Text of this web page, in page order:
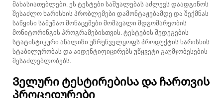
მახასიათებლები. ეს ტესტები საშუალებას აძლევს დაადგინოს
შესაძლო ხარისხის პრობლემები დამონტაჟებამდე და შექმნას
საწყისი სამუშაო მონაცემები მომავალი მდგომარეობის
მონიტორინგის პროგრამებისთვის. ტესტების შედეგების
სტატისტიკური ანალიზი უზრუნველყოფს პროდუქტის ხარისხის
სტაბილურობას და აიდენტიფიცირებს უწყვეტი გაუმჯობესების
შესაძლებლობებს.
Ველური ტესტირებისა და ჩართვის
პროცედურები